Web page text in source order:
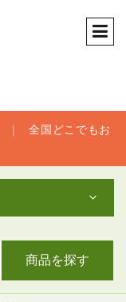
｜
全国どこでもお
商品を探す